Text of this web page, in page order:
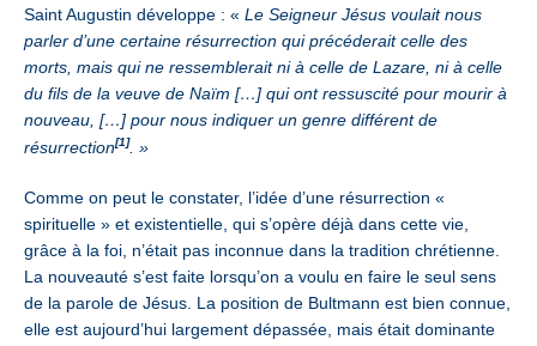
Saint Augustin développe : « Le Seigneur Jésus voulait nous
parler d’une certaine résurrection qui précéderait celle des
morts, mais qui ne ressemblerait ni à celle de Lazare, ni à celle
du fils de la veuve de Naïm […] qui ont ressuscité pour mourir à
nouveau, […] pour nous indiquer un genre différent de
résurrection[1]. »
Comme on peut le constater, l’idée d’une résurrection «
spirituelle » et existentielle, qui s’opère déjà dans cette vie,
grâce à la foi, n’était pas inconnue dans la tradition chrétienne.
La nouveauté s’est faite lorsqu’on a voulu en faire le seul sens
de la parole de Jésus. La position de Bultmann est bien connue,
elle est aujourd’hui largement dépassée, mais était dominante